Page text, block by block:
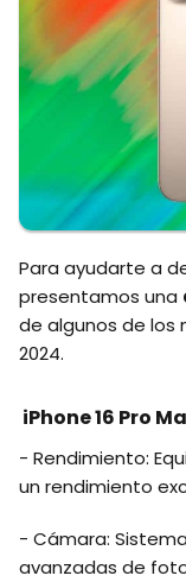
Para ayudarte a
presentamos una
de algunos de los
2024.
iPhone 16 Pro
- Rendimiento:
un rendimiento
- Cámara:
avanzadas de